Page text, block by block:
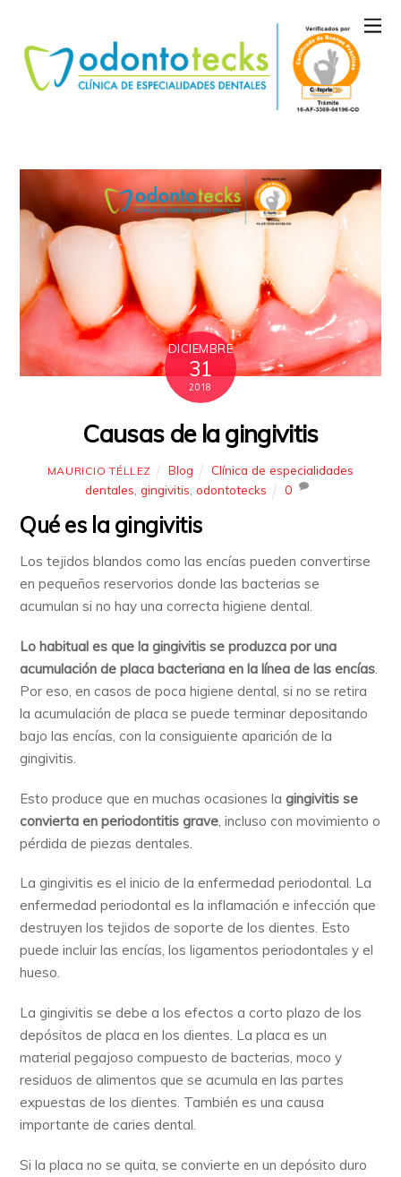
DICIEMBRE
31
2018
Causas de la gingivitis
MAURICIO TÉLLEZ Blog
Clínica de especialidades
dentales gingivitis odontotecks 0
Qué es la gingivitis
Los tejidos blandos como las encías pueden convertirse
en pequeños reservorios donde las bacterias se
acumulan si no hay una correcta higiene dental.
Lo habitual es que la gingivitis se produzca por una
acumulación de placa bacteriana en la línea de las encías.
Por eso, en casos de poca higiene dental, si no se retira
la acumulación de placa se puede terminar depositando
bajo las encías, con la consiguiente aparición de la
gingivitis.
Esto produce que en muchas ocasiones lagingivitis se
convierta en periodontitis grave , incluso con movimiento o
pérdida de piezas dentales.
La gingivitis es el inicio de la enfermedad periodontal. La
enfermedad periodontal es la inflamación e infección que
destruyen los tejidos de soporte de los dientes. Esto
puede incluir las encías, los ligamentos periodontales y el
hueso.
La gingivitis se debe a los efectos a corto plazo de los
depósitos de placa en los dientes. La placa es un
material pegajoso compuesto de bacterias, moco y
residuos de alimentos que se acumula en las partes
expuestas de los dientes. También es una causa
importante de caries dental.
Si la placa no se quita, se convierte en un depósito duro